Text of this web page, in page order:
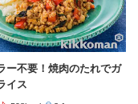
ー不要！焼肉のたれでガ
イス